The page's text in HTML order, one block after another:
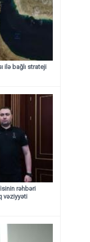
ilə bağlı strateji
rəhbəri
vəziyyəti